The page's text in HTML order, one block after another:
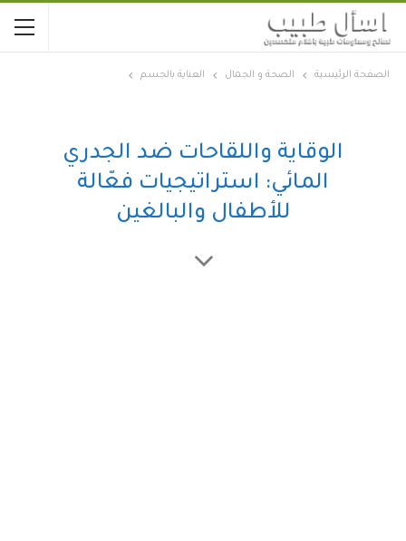
الصفحة الرئيسية الصحة و الجمال العناية بالجسم
الوقاية واللقاحات ضد الجدري
المائي: استراتيجيات فعّالة
للأطفال والبالغين